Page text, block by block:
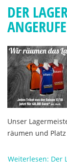
DER
Unser
räumen und
Weiterlesen: Der